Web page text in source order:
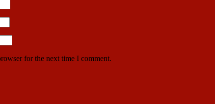
for the next time I comment.